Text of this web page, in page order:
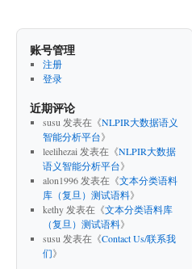
账号管理
注册
登录
近期评论
susu 发表在《NLPIR大数据语义
智能分析平台》
leelihezai 发表在《NLPIR大数据
语义智能分析平台》
alon1996发表在《文本分类语料
库（复旦）测试语料》
kethy发表在《文本分类语料库
（复旦）测试语料》
susu 发表在《Contact Us/联系我
们》